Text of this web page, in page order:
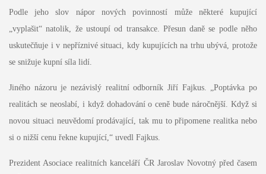
Podle jeho slov nápor nových povinností může některé kupující
„vyplašit“ natolik, že ustoupí od transakce. Přesun daně se podle něho
uskutečňuje i v nepříznivé situaci, kdy kupujících na trhu ubývá, protože
se snižuje kupní síla lidí.
Jiného názoru je nezávislý realitní odborník Jiří Fajkus. „Poptávka po
realitách se neoslabí, i když dohadování o ceně bude náročnější. Když si
novou situaci neuvědomí prodávající, tak mu to připomene realitka nebo
si o nižší cenu řekne kupující,“ uvedl Fajkus.
Prezident Asociace realitních kanceláří ČR Jaroslav Novotný před časem